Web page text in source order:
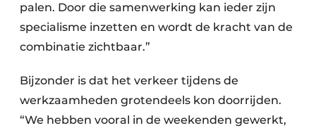
palen. Door die samenwerking kan ieder zijn
specialisme inzetten en wordt de kracht van de
combinatie zichtbaar.”
Bijzonder is dat het verkeer tijdens de
werkzaamheden grotendeels kon doorrijden.
“We hebben vooral in de weekenden gewerkt,